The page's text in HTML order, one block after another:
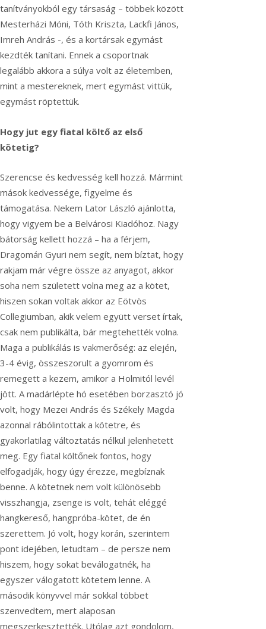
tanítványokból egy társaság – többek között
Mesterházi Móni, Tóth Kriszta, Lackfi János,
Imreh András -, és a kortársak egymást
kezdték tanítani. Ennek a csoportnak
legalább akkora a súlya volt az életemben,
mint a mestereknek, mert egymást vittük,
egymást röptettük.
Hogy jut egy fiatal költő az első
kötetig?
Szerencse és kedvesség kell hozzá. Mármint
mások kedvessége, figyelme és
támogatása. Nekem Lator László ajánlotta,
hogy vigyem be a Belvárosi Kiadóhoz. Nagy
bátorság kellett hozzá – ha a férjem,
Dragomán Gyuri nem segít, nem bíztat, hogy
rakjam már végre össze az anyagot, akkor
soha nem született volna meg az a kötet,
hiszen sokan voltak akkor az Eötvös
Collegiumban, akik velem együtt verset írtak,
csak nem publikálta, bár megtehették volna.
Maga a publikálás is vakmerőség: az elején,
3-4 évig, összeszorult a gyomrom és
remegett a kezem, amikor a Holmitól levél
jött. A madárlépte hó esetében borzasztó jó
volt, hogy Mezei András és Székely Magda
azonnal rábólintottak a kötetre, és
gyakorlatilag változtatás nélkül jelenhetett
meg. Egy fiatal költőnek fontos, hogy
elfogadják, hogy úgy érezze, megbíznak
benne. A kötetnek nem volt különösebb
visszhangja, zsenge is volt, tehát eléggé
hangkereső, hangpróba-kötet, de én
szerettem. Jó volt, hogy korán, szerintem
pont idejében, letudtam – de persze nem
hiszem, hogy sokat beválogatnék, ha
egyszer válogatott kötetem lenne. A
második könyvvel már sokkal többet
szenvedtem, mert alaposan
megszerkesztették. Utólag azt gondolom,